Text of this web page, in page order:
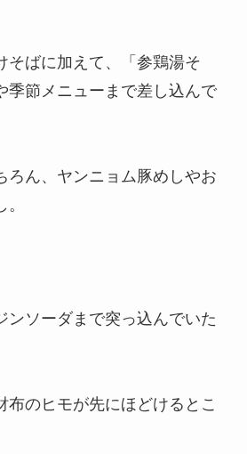
そばに加えて、「参鶏湯そ
季節メニューまで差し込んで
ろん、ヤンニョム豚めしやお
ンソーダまで突っ込んでいた
布のヒモが先にほどけるとこ